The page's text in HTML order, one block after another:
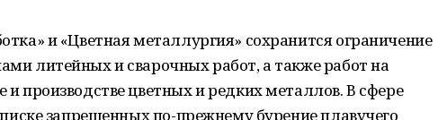
и «Цветная металлургия» сохранится ограничение
литейных и сварочных работ, а также работ на
производстве цветных и редких металлов. В сфере
запрещенных по-прежнему бурение плавучего